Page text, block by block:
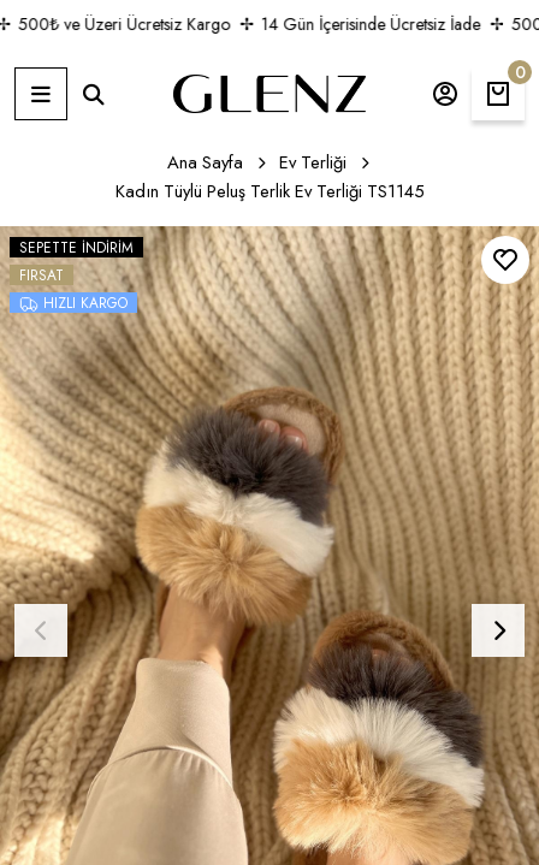
500₺ ve Üzeri Ücretsiz Kargo 14 Gün İçerisinde Ücretsiz İade
500₺
0
Ana Sayfa
Ev Terliği
Kadın Tüylü Peluş Terlik Ev Terliği TS1145
SEPETTE İNDIRIM
FIRSAT
HIZLI KARGO